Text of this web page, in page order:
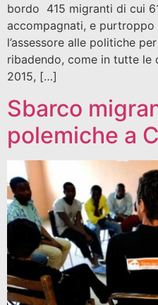
bordo 415 migranti di cui
accompagnati, e
l’assessore alle politiche
ribadendo, come in tutte le
2015, […]
Sbarco
polemiche a